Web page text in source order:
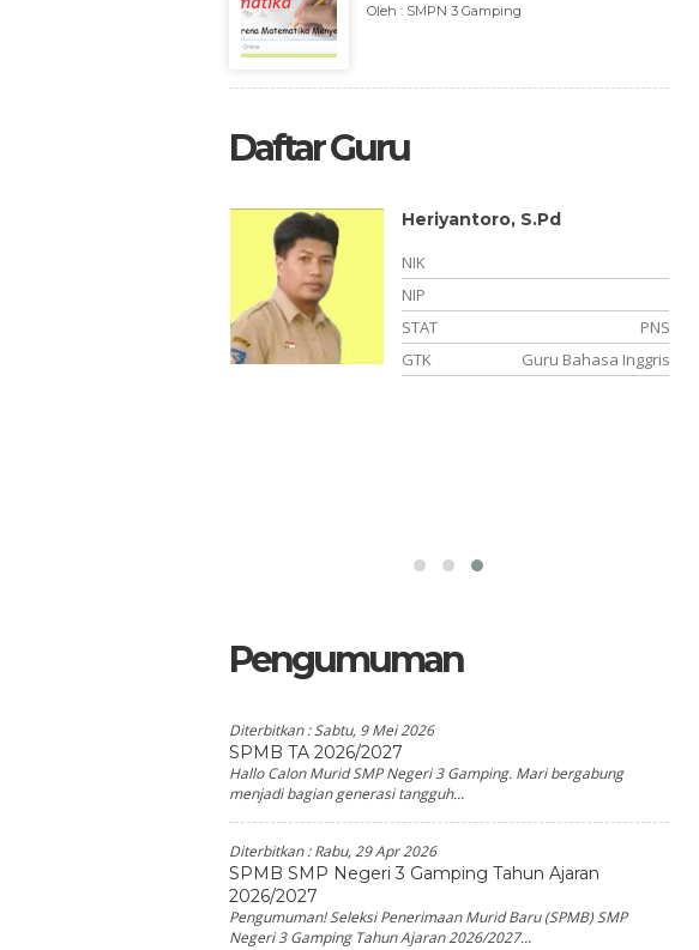
Oleh : SMPN 3 Gamping
Daftar Guru
Heriyantoro, S.Pd
NIK
NIP
STAT
PNS
GTK
Guru Bahasa Inggris
Pengumuman
Diterbitkan :Sabtu, 9 Mei 2026
SPMB TA 2026/2027
Hallo Calon Murid SMP Negeri 3 Gamping. Mari bergabung
menjadi bagian generasi tangguh...
Diterbitkan :Rabu, 29 Apr 2026
SPMB SMP Negeri 3 Gamping Tahun Ajaran
2026/2027
Pengumuman! Seleksi Penerimaan Murid Baru (SPMB) SMP
Negeri 3 Gamping Tahun Ajaran 2026/2027...